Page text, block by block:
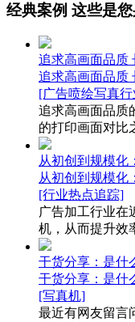
经典案例 这些是
追求高画面品质
追求高画面品质
[广告喷绘写真
追求高画面品质
的打印画面对比
从初创到规模化
从初创到规模化
[行业热点追踪]
广告加工行业在
机，从而提升效
干货分享：是什
干货分享：是什
[写真机]
最近有网友留言